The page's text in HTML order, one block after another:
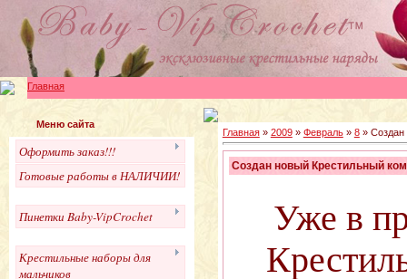
Главная
Меню сайта
Оформить заказ!!!
Готовые работы в НАЛИЧИИ!
Пинетки Baby-VipCrochet
Крестильные наборы для
мальчиков
Главная» 2009 » Февраль » 8» Создан
Создан новый Крестильный
Уже в